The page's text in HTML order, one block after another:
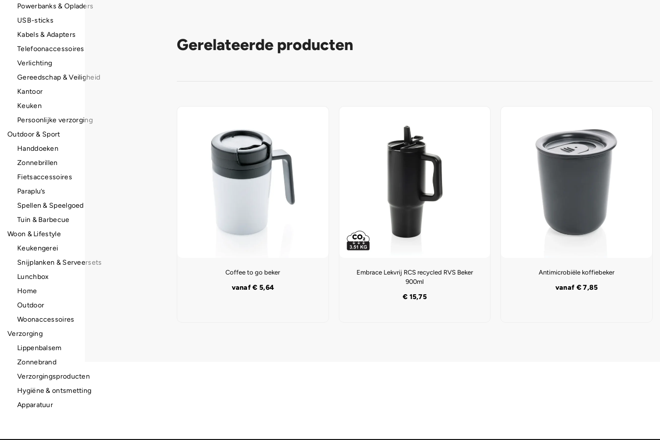
Gerelateerde producten
Coffee to go beker
vanaf€ 5,64
Embrace Lekvrij RCS recycled RVS Beker
900ml
€ 15,75
Antimicrobiële koffiebeker
vanaf €7,85
Powerbanks & Opladers
USB-sticks
Kabels & Adapters
Telefoonaccessoires
Verlichting
Gereedschap & Veiligheid
Kantoor
Keuken
Persoonlijke verzorging
Outdoor & Sport
Handdoeken
Zonnebrillen
Fietsaccessoires
Paraplu’s
Spellen & Speelgoed
Tuin & Barbecue
Woon & Lifestyle
Keukengerei
Snijplanken & Serveersets
Lunchbox
Home
Outdoor
Woonaccessoires
Verzorging
Lippenbalsem
Zonnebrand
Verzorgingsproducten
Hygiëne & ontsmetting
Apparatuur